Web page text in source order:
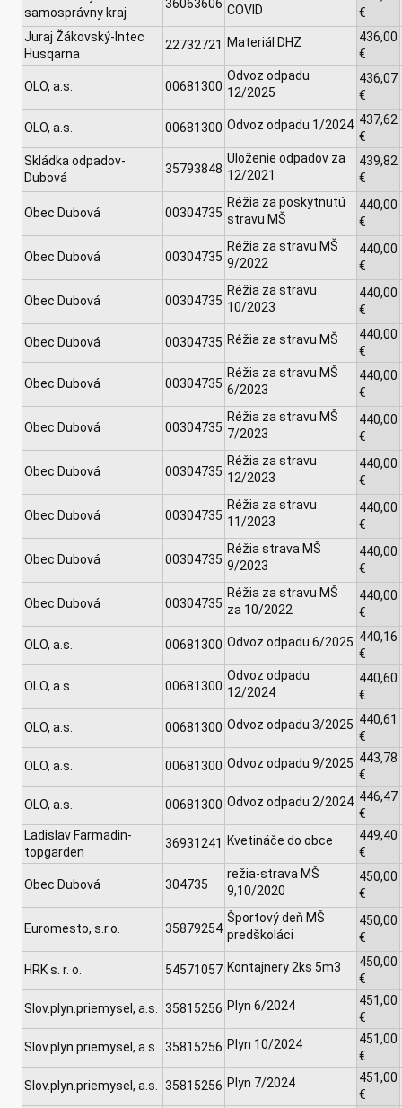
samosprávny kraj
36063606 COVID
€
Juraj Žákovský-Intec
Husqarna
22732721 Materiál DHZ
436,00
€
OLO, a.s. 00681300
Odvoz odpadu
12/2025
436,07
€
OLO, a.s. 00681300 Odvoz odpadu 1/2024 437,62
€
Skládka odpadov-
Dubová
35793848
Uloženie odpadov za
12/2021
439,82
€
Obec Dubová 00304735
Réžia za poskytnutú
stravu MŠ
440,00
€
Obec Dubová 00304735
Réžia za stravu MŠ
9/2022
440,00
€
Obec Dubová 00304735
Réžia za stravu
10/2023
440,00
€
Obec Dubová 00304735 Réžia za stravu MŠ
440,00
€
Obec Dubová 00304735
Réžia za stravu MŠ
6/2023
440,00
€
Obec Dubová 00304735
Réžia za stravu MŠ
7/2023
440,00
€
Obec Dubová 00304735
Réžia za stravu
12/2023
440,00
€
Obec Dubová 00304735
Réžia za stravu
11/2023
440,00
€
Obec Dubová 00304735
Réžia strava MŠ
9/2023
440,00
€
Obec Dubová 00304735
Réžia za stravu MŠ
za 10/2022
440,00
€
OLO, a.s. 00681300 Odvoz odpadu 6/2025 440,16
€
OLO, a.s. 00681300
Odvoz odpadu
12/2024
440,60
€
OLO, a.s. 00681300 Odvoz odpadu 3/2025 440,61
€
OLO, a.s. 00681300 Odvoz odpadu 9/2025 443,78
€
OLO, a.s. 00681300 Odvoz odpadu 2/2024 446,47
€
Ladislav Farmadin-
topgarden
36931241 Kvetináče do obce
449,40
€
Obec Dubová 304735
režia-strava MŠ
9,10/2020
450,00
€
Euromesto, s.r.o. 35879254
Športový deň MŠ
predškoláci
450,00
€
HRK s. r. o. 54571057 Kontajnery 2ks 5m3
450,00
€
Slov.plyn.priemysel, a.s. 35815256 Plyn 6/2024
451,00
€
Slov.plyn.priemysel, a.s. 35815256 Plyn 10/2024
451,00
€
Slov.plyn.priemysel, a.s. 35815256 Plyn 7/2024
451,00
€